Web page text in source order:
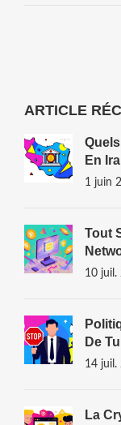
ARTICLE
En
1 juin
Tout
10 juil.
De
14 juil.
La